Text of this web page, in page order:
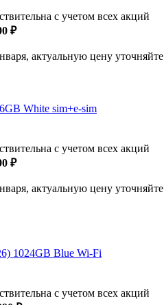
с учетом всех акций
₽
актуальную цену уточняйте
White sim+e-sim
с учетом всех акций
₽
актуальную цену уточняйте
1024GB Blue Wi-Fi
с учетом всех акций